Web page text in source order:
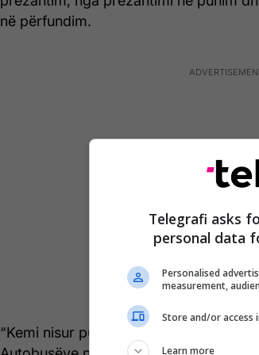
në përfundim.
“Kemi nisur punimet për projektin e
Telegrafi asks
personal data
Personalised
measurement,
Store and/or access
Learn more